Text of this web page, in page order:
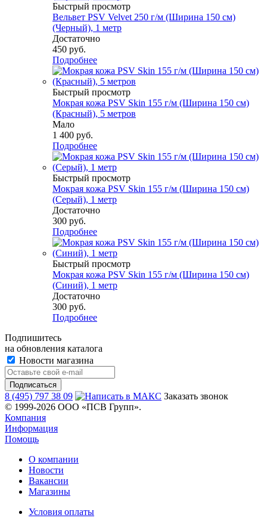
Быстрый просмотр
Вельвет PSV Velvet 250 г/м (Ширина 150 см)
(Черный), 1 метр
Достаточно
450 руб.
Подробнее
Быстрый просмотр
Мокрая кожа PSV Skin 155 г/м (Ширина 150 см)
(Красный), 5 метров
Мало
1 400 руб.
Подробнее
Быстрый просмотр
Мокрая кожа PSV Skin 155 г/м (Ширина 150 см)
(Серый), 1 метр
Достаточно
300 руб.
Подробнее
Быстрый просмотр
Мокрая кожа PSV Skin 155 г/м (Ширина 150 см)
(Синий), 1 метр
Достаточно
300 руб.
Подробнее
Подпишитесь
на обновления каталога
Новости магазина
8 (495) 797 38 09
Заказать звонок
© 1999-2026 ООО «ПСВ Групп».
Компания
Информация
Помощь
О компании
Новости
Вакансии
Магазины
Условия оплаты